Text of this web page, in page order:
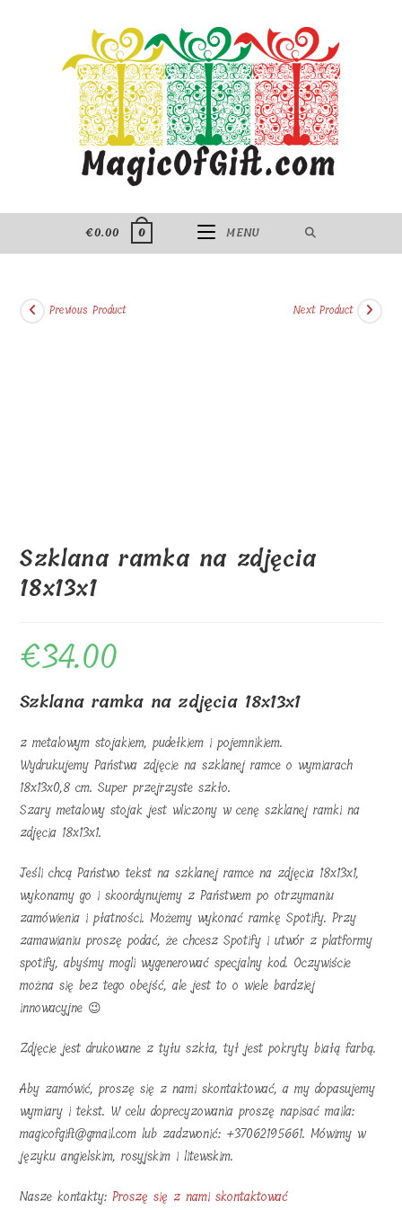
€0.00 0 MENU
Previous Product Next Product
Szklana ramka na zdjęcia
18x13x1
€34.00
Szklana ramka na zdjęcia 18x13x1
z metalowym stojakiem, pudełkiem i pojemnikiem.
Wydrukujemy Państwa zdjęcie na szklanej ramce o wymiarach
18x13x0,8 cm. Super przejrzyste szkło.
Szary metalowy stojak jest wliczony w cenę szklanej ramki na
zdjęcia 18x13x1.
Jeśli chcą Państwo tekst na szklanej ramce na zdjęcia 18x13x1,
wykonamy go i skoordynujemy z Państwem po otrzymaniu
zamówienia i płatności. Możemy wykonać ramkę Spotify. Przy
zamawianiu proszę podać, że chcesz Spotify i utwór z platformy
spotify, abyśmy mogli wygenerować specjalny kod. Oczywiście
można się bez tego obejść, ale jest to o wiele bardziej
innowacyjne 😉
Zdjęcie jest drukowane z tyłu szkła, tył jest pokryty białą farbą.
Aby zamówić, proszę się z nami skontaktować, a my dopasujemy
wymiary i tekst. W celu doprecyzowania proszę napisać maila:
magicofgift@gmail.com lub zadzwonić: +37062195661. Mówimy w
języku angielskim, rosyjskim i litewskim.
Nasze kontakty:Proszę się z nami skontaktować